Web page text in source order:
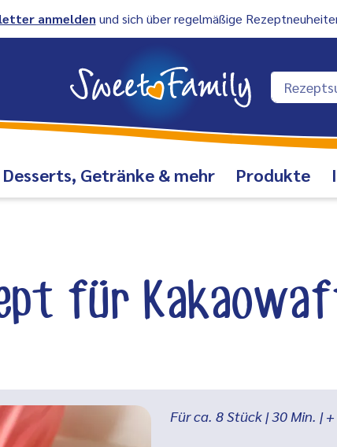
anmelden und sich über regelmäßige
Desserts, Getränke & mehr Produkte
für
Für ca. 8 Stück |30 Min. |